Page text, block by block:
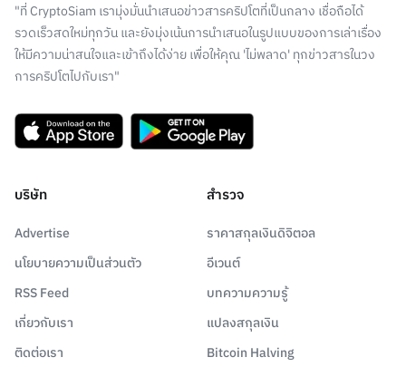
"ที่ CryptoSiam เรามุ่งมั่นนำเสนอข่าวสารคริปโตที่เป็นกลาง เชื่อถือได้
รวดเร็วสดใหม่ทุกวัน และยังมุ่งเน้นการนำเสนอในรูปแบบของการเล่าเรื่อง
ให้มีความน่าสนใจและเข้าถึงได้ง่าย เพื่อให้คุณ 'ไม่พลาด' ทุกข่าวสารในวง
การคริปโตไปกับเรา"
บริษัท
Advertise
นโยบายความเป็นส่วนตัว
RSS Feed
เกี่ยวกับเรา
ติดต่อเรา
สำรวจ
ราคาสกุลเงินดิจิตอล
อีเวนต์
บทความความรู้
แปลงสกุลเงิน
Bitcoin Halving